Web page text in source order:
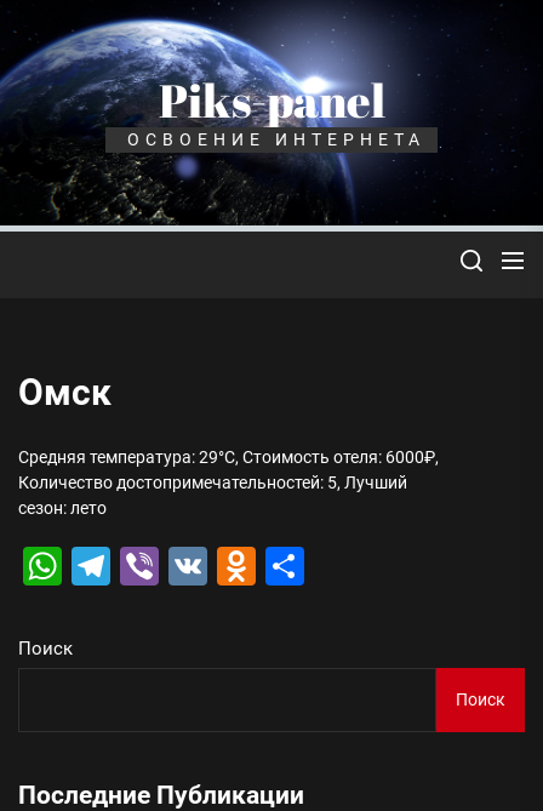
Перейти
содержимому
Piks-panel
ОСВОЕНИЕ ИНТЕРНЕТА
Омск
Средняя температура: 29°C, Стоимость отеля: 6000₽,
Количество достопримечательностей: 5, Лучший
сезон: лето
WhatsApp
Telegram
Viber
VK Odnoklassniki
Поиск
Поиск
Последние Публикации